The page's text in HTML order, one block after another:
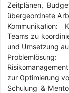
Zeitplänen,
übergeordnete
Kommunikation:
Teams zu
und Umsetzung
zur Optimierung
Schulung &